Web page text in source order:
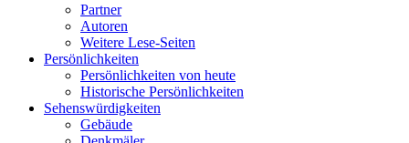
Partner
Autoren
Weitere Lese-Seiten
Persönlichkeiten
Persönlichkeiten von heute
Historische Persönlichkeiten
Sehenswürdigkeiten
Gebäude